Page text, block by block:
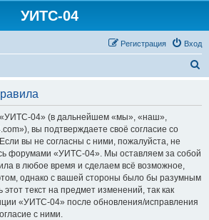
УИТС-04
Вход
Регистрация
04» (в дальнейшем «мы», «наш»,
вы подтверждаете своё согласие со
вы не согласны с ними, пожалуйста, не
форумами «УИТС-04». Мы оставляем за собой
в любое время и сделаем всё возможное,
однако с вашей стороны было бы разумным
текст на предмет изменений, так как
«УИТС-04» после обновления/исправления
с ними.